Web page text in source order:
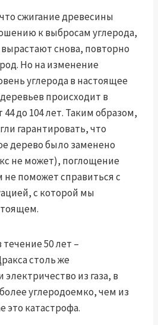
сжигание древесины
к выбросам углерода,
снова, повторно
Но на изменение
углерода в настоящее
происходит в
до 104 лет. Таким образом,
гарантировать, что
дерево было заменено
не может), поглощение
не поможет справиться с
с которой мы
50 лет –
столь же
из газа, в
углеродоемко, чем из
это катастрофа.